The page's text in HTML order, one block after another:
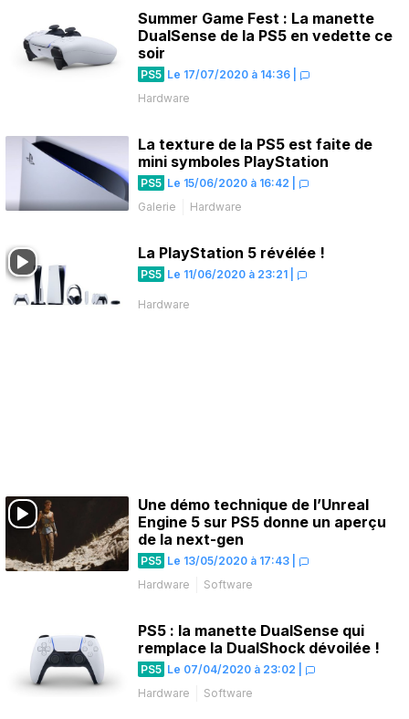
Summer Game Fest : La manette
DualSense de la PS5 en vedette ce
soir
PS5 Le 17/07/2020 à 14:36
Hardware
La texture de la PS5 est faite de
mini symboles PlayStation
PS5 Le 15/06/2020 à 16:42
Galerie
Hardware
La PlayStation 5 révélée !
PS5 Le 11/06/2020 à 23:21
Hardware
Une démo technique de l’Unreal
Engine 5 sur PS5 donne un aperçu
de la next-gen
PS5 Le 13/05/2020 à 17:43
Hardware
Software
PS5 : la manette DualSense qui
remplace la DualShock dévoilée !
PS5 Le 07/04/2020 à 23:02
Hardware
Software